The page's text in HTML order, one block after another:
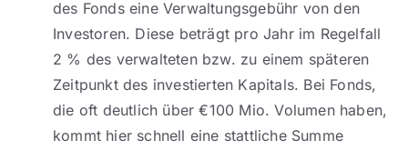
des Fonds eine Verwaltungsgebühr von den
Investoren. Diese beträgt pro Jahr im Regelfall
2 % des verwalteten bzw. zu einem späteren
Zeitpunkt des investierten Kapitals. Bei Fonds,
die oft deutlich über €100 Mio. Volumen haben,
kommt hier schnell eine stattliche Summe